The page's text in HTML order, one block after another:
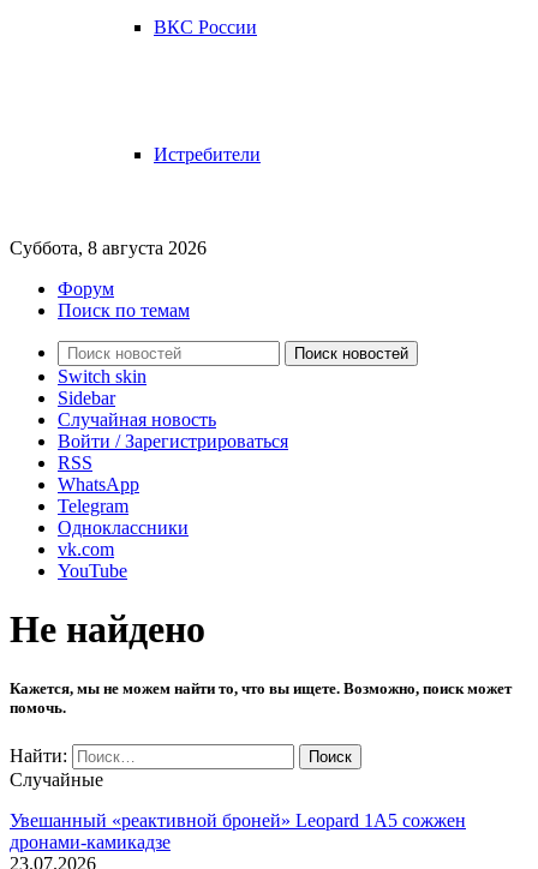
ВКС России
Истребители
Суббота, 8 августа 2026
Форум
Поиск по темам
Поиск новостей
Switch skin
Sidebar
Случайная новость
Войти / Зарегистрироваться
RSS
WhatsApp
Telegram
Одноклассники
vk.com
YouTube
Не найдено
Кажется, мы не можем найти то, что вы ищете. Возможно, поиск может
помочь.
Найти:
Случайные
Увешанный «реактивной броней» Leopard 1A5 сожжен
дронами-камикадзе
23.07.2026